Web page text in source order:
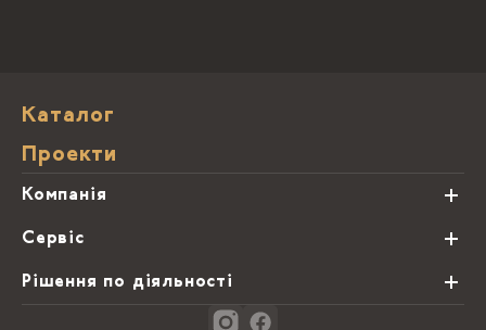
Каталог
Проекти
Компанія
Про нас
Блог
Сервіс
Види обробки каменю
Рішення по діяльності